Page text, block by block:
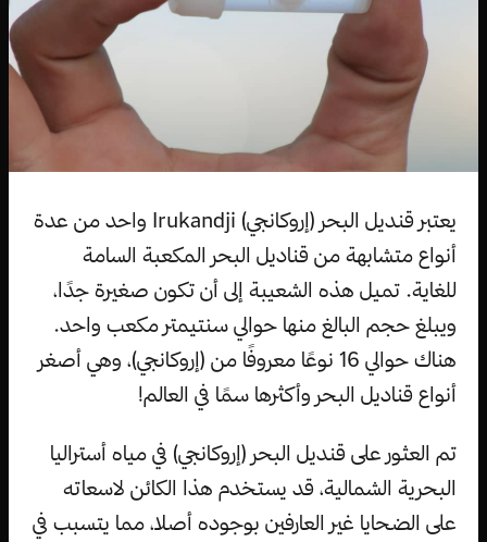
يعتبر قنديل البحر (إروكانجي) Irukandji واحد من عدة
أنواع متشابهة من قناديل البحر المكعبة السامة
للغاية. تميل هذه الشعيبة إلى أن تكون صغيرة جدًا،
ويبلغ حجم البالغ منها حوالي سنتيمتر مكعب واحد.
هناك حوالي 16 نوعًا معروفًا من (إروكانجي)، وهي أصغر
أنواع قناديل البحر وأكثرها سمًا في العالم!
تم العثور على قنديل البحر (إروكانجي) في مياه أستراليا
البحرية الشمالية، قد يستخدم هذا الكائن لاسعاته
على الضحايا غير العارفين بوجوده أصلا، مما يتسبب في